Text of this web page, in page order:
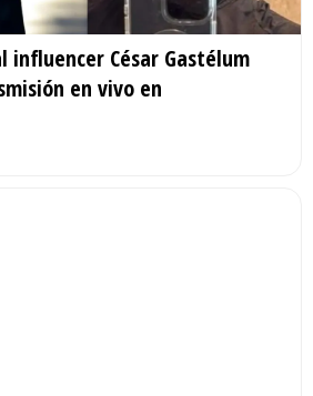
influencer César Gastélum
en vivo en